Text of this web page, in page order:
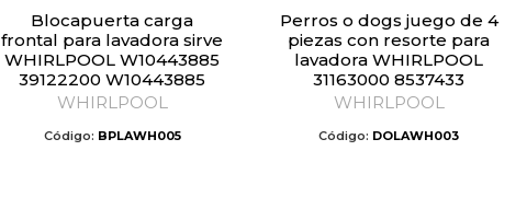
Blocapuerta carga
frontal para lavadora sirve
WHIRLPOOL W10443885
39122200 W10443885
WHIRLPOOL
Código: BPLAWH005
Perros o dogs juego de 4
piezas con resorte para
lavadora WHIRLPOOL
31163000 8537433
WHIRLPOOL
Código: DOLAWH003